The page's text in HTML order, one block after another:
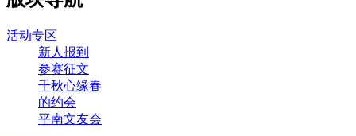
活动专区
新人报到
参赛征文
千秋心缘春
的约会
平南文友会